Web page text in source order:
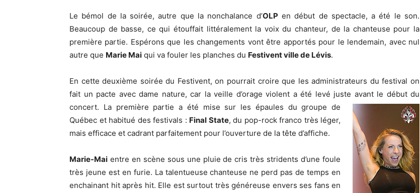
Le bémol de la soirée, autre que la nonchalance d’OLP en début de spectacle, a été le son.
Beaucoup de basse, ce qui étouffait littéralement la voix du chanteur, de la chanteuse pour la
première partie. Espérons que les changements vont être apportés pour le lendemain, avec nul
autre que Marie Mai qui va fouler les planches du Festivent ville de Lévis.
En cette deuxième soirée du Festivent, on pourrait croire que les administrateurs du festival on
fait un pacte avec dame nature, car la veille d’orage violent a été levé juste avant le début du
concert. La première partie a été mise sur les épaules du groupe de
Québec et habitué des festivals : Final State, du pop-rock franco très léger,
mais efficace et cadrant parfaitement pour l’ouverture de la tête d’affiche.
Marie-Mai entre en scène sous une pluie de cris très stridents d’une foule
très jeune est en furie. La talentueuse chanteuse ne perd pas de temps en
enchainant hit après hit. Elle est surtout très généreuse envers ses fans en